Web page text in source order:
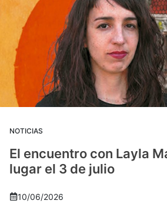
NOTICIAS
El encuentro con Layla
lugar el 3 de julio
10/06/2026